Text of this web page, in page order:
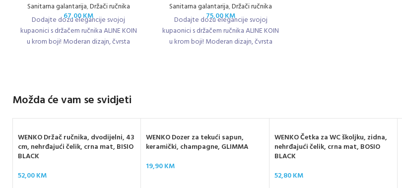
Sanitarna galantarija,Držači ručnika
67,00KM
Dodajte dozu elegancije svojoj
kupaonici s držačem ručnika ALINE KOIN
u krom boji! Moderan dizajn, čvrsta
Sanitarna galantarija,Držači ručnika
75,00KM
Dodajte dozu elegancije svojoj
kupaonici s držačem ručnika ALINE KOIN
u krom boji! Moderan dizajn, čvrsta
Možda će vam se svidjeti
WENKO Držač ručnika, dvodijelni, 43
cm, nehrđajući čelik, crna mat, BISIO
BLACK
52,00KM
WENKO Dozer za tekući sapun,
keramički, champagne, GLIMMA
19,90KM
WENKO Četka za WC školjku, zidna,
nehrđajući čelik, crna mat, BOSIO
BLACK
52,80KM